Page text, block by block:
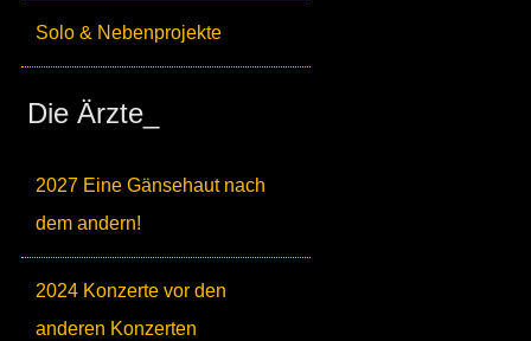
Solo & Nebenprojekte
Die Ärzte_
2027 Eine Gänsehaut nach
dem andern!
2024 Konzerte vor den
anderen Konzerten